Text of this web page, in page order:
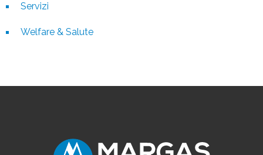
Servizi
Welfare & Salute